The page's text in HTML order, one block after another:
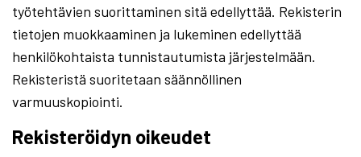
työtehtävien suorittaminen sitä edellyttää. Rekisterin
tietojen muokkaaminen ja lukeminen edellyttää
henkilökohtaista tunnistautumista järjestelmään.
Rekisteristä suoritetaan säännöllinen
varmuuskopiointi.
Rekisteröidyn oikeudet